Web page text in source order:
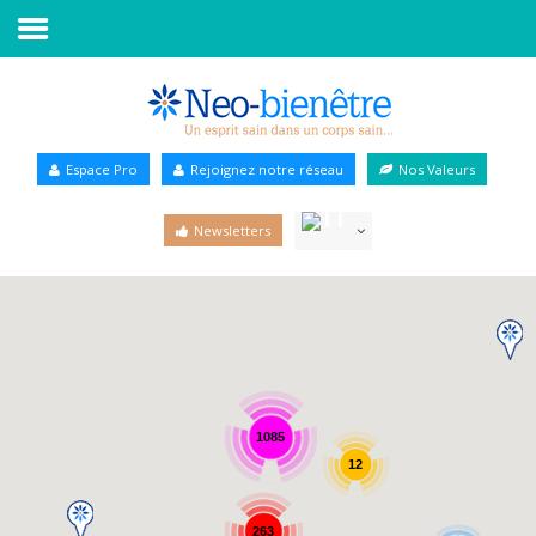
Annuaire Bien-être
Espace Pro Rejoignez notre réseau Nos Valeurs
Newsletters
1085
263
12